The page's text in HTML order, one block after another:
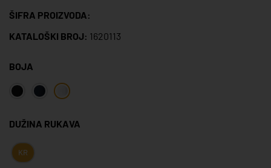
ŠIFRA PROIZVODA:
KATALOŠKI BROJ: 1620113
BOJA
DUŽINA RUKAVA
KR